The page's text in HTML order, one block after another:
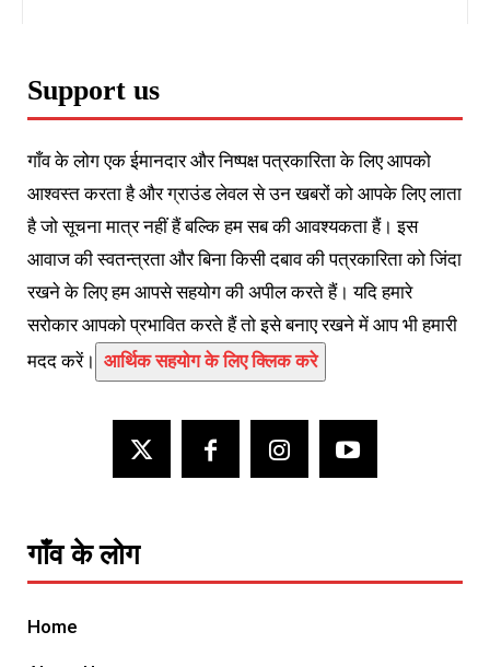
Support us
गाँव के लोग एक ईमानदार और निष्पक्ष पत्रकारिता के लिए आपको
आश्वस्त करता है और ग्राउंड लेवल से उन खबरों को आपके लिए लाता
है जो सूचना मात्र नहीं हैं बल्कि हम सब की आवश्यकता हैं। इस
आवाज की स्वतन्त्रता और बिना किसी दबाव की पत्रकारिता को जिंदा
रखने के लिए हम आपसे सहयोग की अपील करते हैं। यदि हमारे
सरोकार आपको प्रभावित करते हैं तो इसे बनाए रखने में आप भी हमारी
मदद करें। आर्थिक सहयोग के लिए क्लिक करे
गाँव के लोग
Home